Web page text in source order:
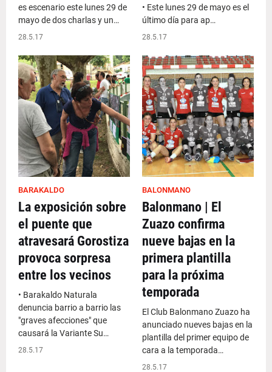
es escenario este lunes 29 de
mayo de dos charlas y un…
28.5.17
• Este lunes 29 de mayo es el
último día para ap…
28.5.17
BARAKALDO
La exposición sobre
el puente que
atravesará Gorostiza
provoca sorpresa
entre los vecinos
• Barakaldo Naturala
denuncia barrio a barrio las
"graves afecciones" que
causará la Variante Su…
28.5.17
BALONMANO
Balonmano | El
Zuazo confirma
nueve bajas en la
primera plantilla
para la próxima
temporada
El Club Balonmano Zuazo ha
anunciado nueves bajas en la
plantilla del primer equipo de
cara a la temporada…
28.5.17